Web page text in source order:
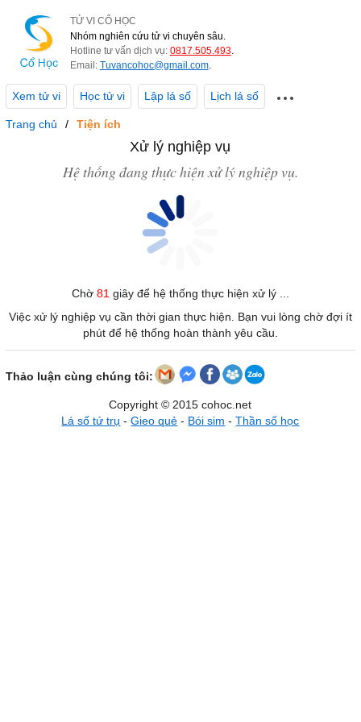
TỬ VI CỔ HỌC
Nhóm nghiên cứu tử vi chuyên sâu.
Hotline tư vấn dịch vụ: 0817.505.493.
Email: Tuvancohoc@gmail.com.
Xem tử vi Học tử vi Lập lá số Lịch lá số
Trang chủ Tiện ích
Xử lý nghiệp vụ
Hệ thống đang thực hiện xử lý nghiệp vụ.
Chờ 81 giây để hệ thống thực hiện xử lý ...
Việc xử lý nghiệp vụ cần thời gian thực hiện. Bạn vui lòng chờ đợi ít
phút để hệ thống hoàn thành yêu cầu.
Thảo luận cùng chúng tôi:
Copyright © 2015 cohoc.net
Lá số tứ trụ -Gieo quẻ - Bói sim -Thần số học